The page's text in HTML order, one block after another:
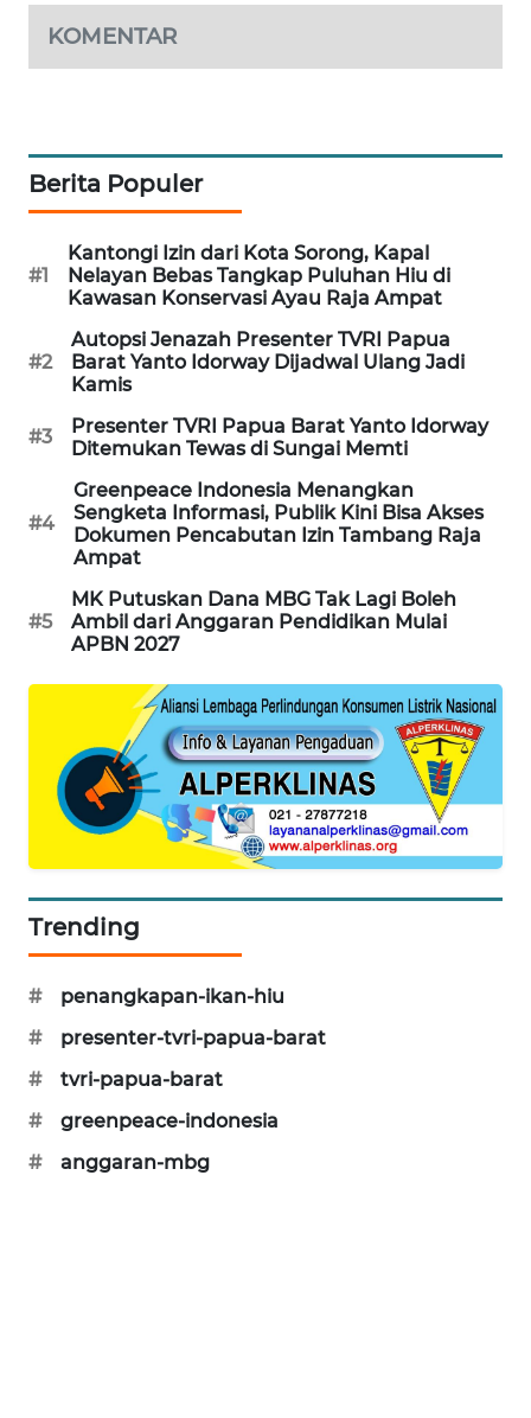
KOMENTAR
Berita Populer
#1
Kantongi Izin dari Kota Sorong, Kapal
Nelayan Bebas Tangkap Puluhan Hiu di
Kawasan Konservasi Ayau Raja Ampat
#2
Autopsi Jenazah Presenter TVRI Papua
Barat Yanto Idorway Dijadwal Ulang Jadi
Kamis
#3
Presenter TVRI Papua Barat Yanto Idorway
Ditemukan Tewas di Sungai Memti
#4
Greenpeace Indonesia Menangkan
Sengketa Informasi, Publik Kini Bisa Akses
Dokumen Pencabutan Izin Tambang Raja
Ampat
#5
MK Putuskan Dana MBG Tak Lagi Boleh
Ambil dari Anggaran Pendidikan Mulai
APBN 2027
Trending
#
penangkapan-ikan-hiu
#
presenter-tvri-papua-barat
#
tvri-papua-barat
#
greenpeace-indonesia
#
anggaran-mbg
NEWS
NEWS
NEWS
NEWS
METRO
SIANTAR
NEWS
METRO
MEDAN
NEWS
JAKARTA
NEWS
KRT
KARING
JURNAL
MARITIM
HUMBANG
NEWS